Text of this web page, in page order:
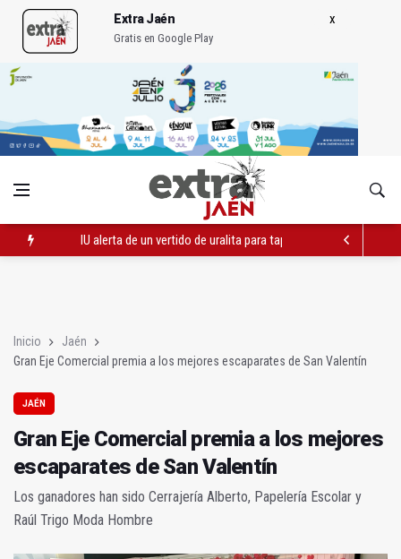
Extra Jaén
Gratis en Google Play
IU alerta de un vertido de uralita para tapar baches en un
Inicio
Jaén
Gran Eje Comercial premia a los mejores escaparates de San Valentín
JAÉN
Gran Eje Comercial premia a los mejores
escaparates de San Valentín
Los ganadores han sido Cerrajería Alberto, Papelería Escolar y
Raúl Trigo Moda Hombre